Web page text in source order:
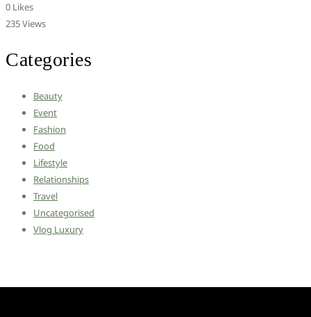
0 Likes
235 Views
Categories
Beauty
Event
Fashion
Food
Lifestyle
Relationships
Travel
Uncategorised
Vlog Luxury